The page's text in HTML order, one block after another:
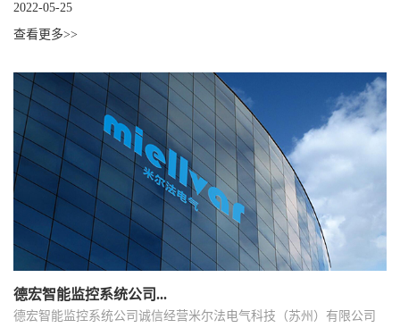
2022-05-25
查看更多>>
德宏智能监控系统公司...
德宏智能监控系统公司诚信经营米尔法电气科技（苏州）有限公司